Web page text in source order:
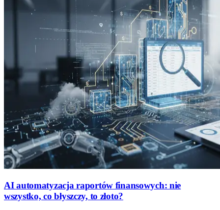
AI automatyzacja raportów finansowych: nie
wszystko, co błyszczy, to złoto?